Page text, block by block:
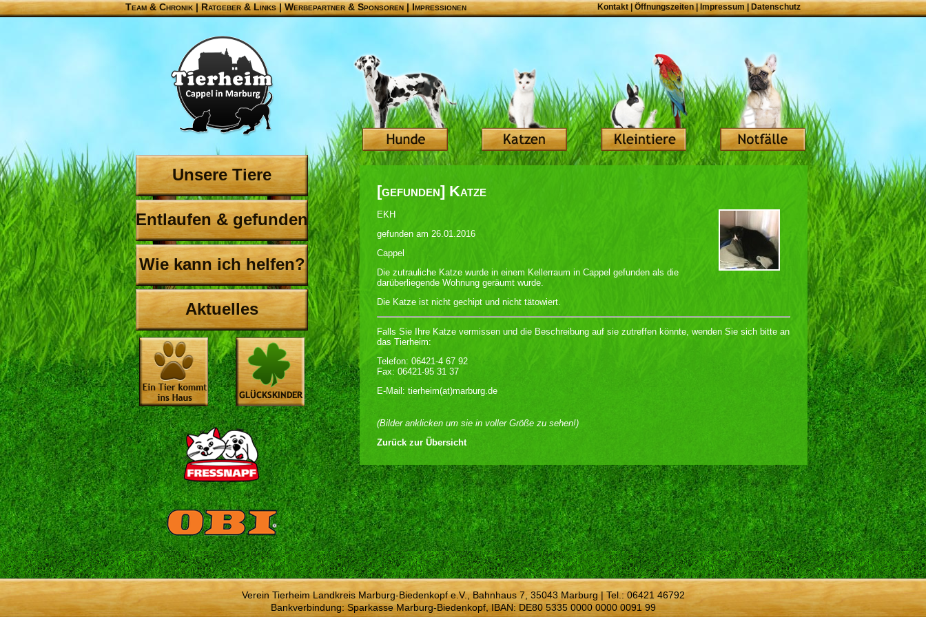
Team & Chronik |Ratgeber & Links|Werbepartner & Sponsoren|Impressionen Kontakt Öffnungszeiten| Impressum|Datenschutz
Unsere Tiere
Entlaufen & gefunden
Wie kann ich helfen?
Aktuelles
[gefunden] Katze
EKH
gefunden am 26.01.2016
Cappel
Die zutrauliche Katze wurde in einem Kellerraum in Cappel gefunden als die
darüberliegende Wohnung geräumt wurde.
Die Katze ist nicht gechipt und nicht tätowiert.
Falls Sie Ihre Katze vermissen und die Beschreibung auf sie zutreffen könnte, wenden Sie sich bitte an
das Tierheim:
Telefon: 06421-4 67 92
Fax: 06421-95 31 37
E-Mail: tierheim(at)marburg.de
(Bilder anklicken um sie in voller Größe zu sehen!)
Zurück zur Übersicht
Verein Tierheim Landkreis Marburg-Biedenkopf e.V., Bahnhaus 7, 35043 Marburg | Tel.: 06421 46792
Bankverbindung: Sparkasse Marburg-Biedenkopf, IBAN: DE80 5335 0000 0000 0091 99